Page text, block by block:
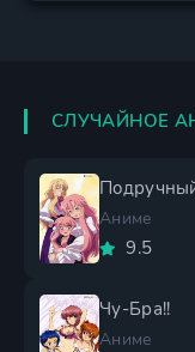
СЛУЧАЙНОЕ
Аниме
9.5
Чу-Бра!!
Аниме